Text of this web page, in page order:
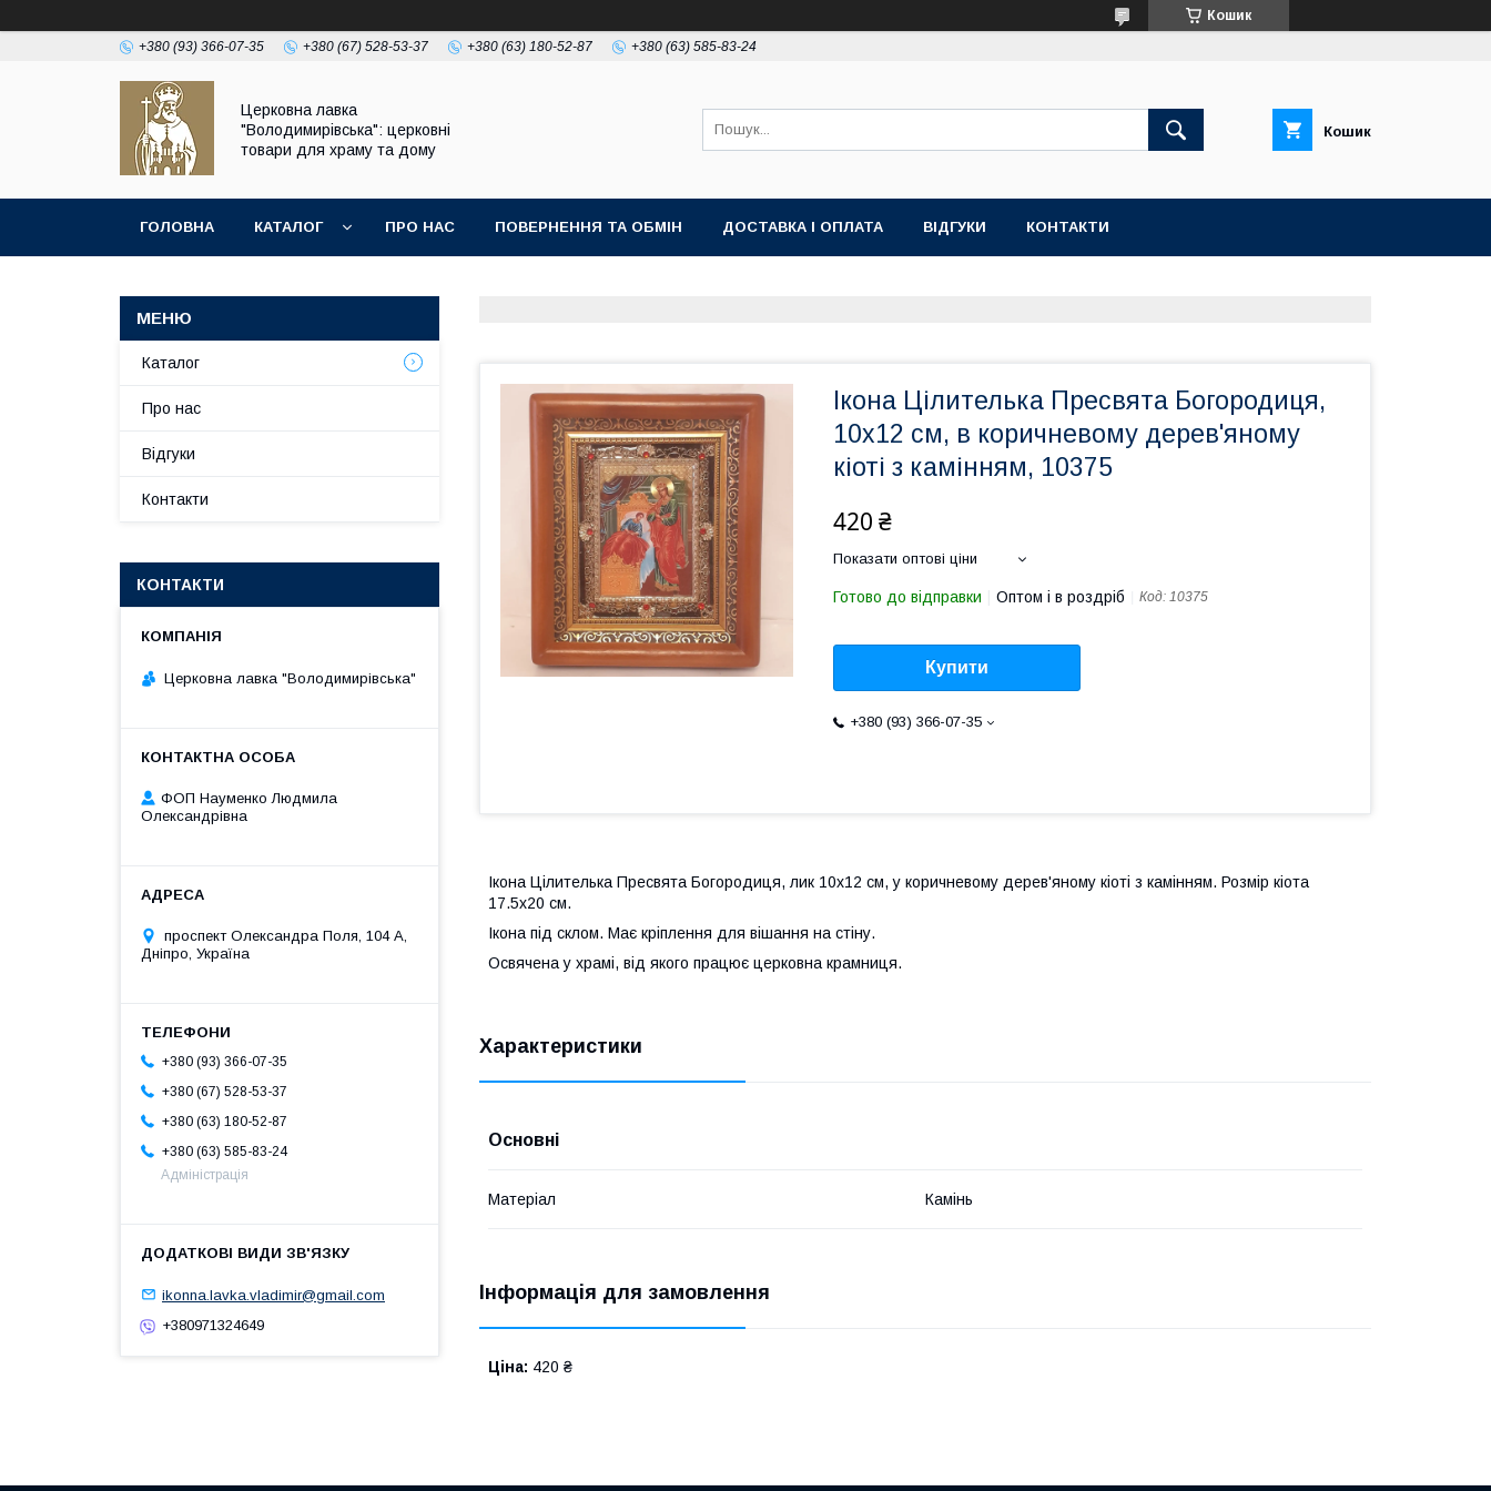
Кошик
+380 (93) 366-07-35 +380 (67) 528-53-37 +380 (63) 180-52-87 +380 (63) 585-83-24
Церковна лавка
"Володимирівська": церковні
товари для храму та дому
Кошик
ГОЛОВНА КАТАЛОГ ПРО НАС ПОВЕРНЕННЯ ТА ОБМІН ДОСТАВКА І ОПЛАТА ВІДГУКИ КОНТАКТИ
Ікона Цілителька Пресвята Богородиця,
10х12 см, в коричневому дерев'яному
кіоті з камінням, 10375
420 ₴
Показати оптові ціни
Готово до відправки Оптом і в роздріб Код: 10375
Купити
+380 (93) 366-07-35
Ікона Цілителька Пресвята Богородиця, лик 10х12 см, у коричневому дерев'яному кіоті з камінням. Розмір кіота
17.5х20 см.
Ікона під склом. Має кріплення для вішання на стіну.
Освячена у храмі, від якого працює церковна крамниця.
Характеристики
Основні
Матеріал Камінь
Інформація для замовлення
Ціна: 420 ₴
Каталог
Про нас
Відгуки
Контакти
КОНТАКТИ
Церковна лавка "Володимирівська"
ФОП Науменко Людмила
Олександрівна
проспект Олександра Поля, 104 А,
Дніпро, Україна
+380 (93) 366-07-35
+380 (67) 528-53-37
+380 (63) 180-52-87
+380 (63) 585-83-24
Адміністрація
ikonna.lavka.vladimir@gmail.com
+380971324649